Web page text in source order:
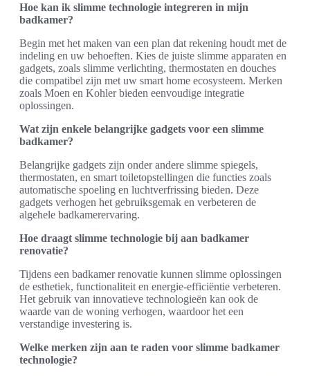
Hoe kan ik slimme technologie integreren in mijn
badkamer?
Begin met het maken van een plan dat rekening houdt met de
indeling en uw behoeften. Kies de juiste slimme apparaten en
gadgets, zoals slimme verlichting, thermostaten en douches
die compatibel zijn met uw smart home ecosysteem. Merken
zoals Moen en Kohler bieden eenvoudige integratie
oplossingen.
Wat zijn enkele belangrijke gadgets voor een slimme
badkamer?
Belangrijke gadgets zijn onder andere slimme spiegels,
thermostaten, en smart toiletopstellingen die functies zoals
automatische spoeling en luchtverfrissing bieden. Deze
gadgets verhogen het gebruiksgemak en verbeteren de
algehele badkamerervaring.
Hoe draagt slimme technologie bij aan badkamer
renovatie?
Tijdens een badkamer renovatie kunnen slimme oplossingen
de esthetiek, functionaliteit en energie-efficiëntie verbeteren.
Het gebruik van innovatieve technologieën kan ook de
waarde van de woning verhogen, waardoor het een
verstandige investering is.
Welke merken zijn aan te raden voor slimme badkamer
technologie?